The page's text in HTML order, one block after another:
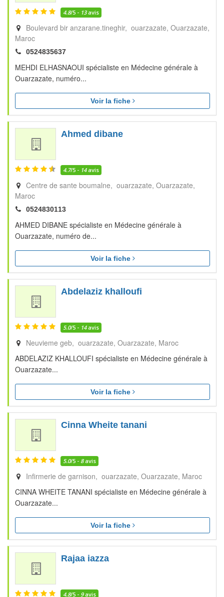
4.8/5 - 13avis
Boulevard bir anzarane.tineghir, ouarzazate Ouarzazate
Maroc
0524835637
MEHDI ELHASNAOUI spécialiste en Médecine générale à
Ouarzazate, numéro...
Voir la fiche
Ahmed dibane
4.7/5 - 14avis
Centre de sante boumalne, ouarzazate Ouarzazate
Maroc
0524830113
AHMED DIBANE spécialiste en Médecine générale à
Ouarzazate, numéro de...
Voir la fiche
Abdelaziz khalloufi
5.0/5 - 14avis
Neuvieme geb, ouarzazate Ouarzazate Maroc
ABDELAZIZ KHALLOUFI spécialiste en Médecine générale à
Ouarzazate...
Voir la fiche
Cinna Wheite tanani
5.0/5 - 8avis
Infirmerie de garnison, ouarzazate Ouarzazate Maroc
CINNA WHEITE TANANI spécialiste en Médecine générale à
Ouarzazate...
Voir la fiche
Rajaa iazza
4.8/5 - 9avis